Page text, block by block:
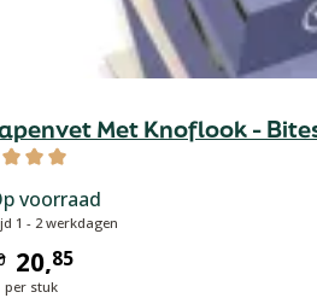
Met Knoflook -
voorraad
1 - 2 werkdagen
20,85
per stuk